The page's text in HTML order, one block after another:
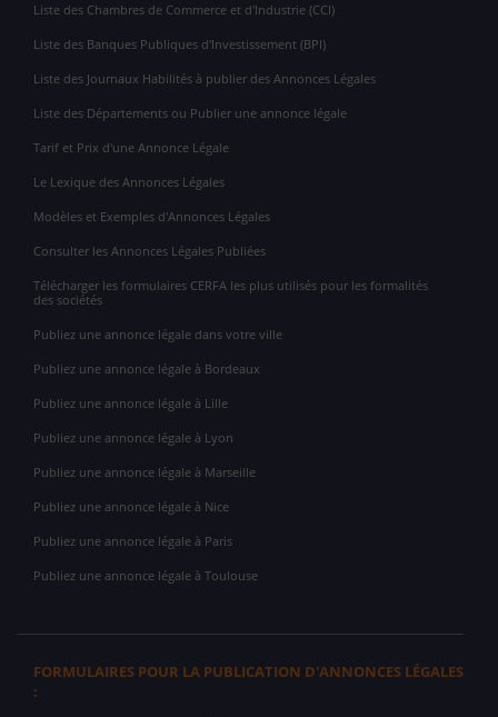
Liste des Chambres de Commerce et d'Industrie (CCI)
Liste des Banques Publiques d'Investissement (BPI)
Liste des Journaux Habilités à publier des Annonces Légales
Liste des Départements ou Publier une annonce légale
Tarif et Prix d'une Annonce Légale
Le Lexique des Annonces Légales
Modèles et Exemples d'Annonces Légales
Consulter les Annonces Légales Publiées
Télécharger les formulaires CERFA les plus utilisés pour les formalités
des sociétés
Publiez une annonce légale dans votre ville
Publiez une annonce légale à Bordeaux
Publiez une annonce légale à Lille
Publiez une annonce légale à Lyon
Publiez une annonce légale à Marseille
Publiez une annonce légale à Nice
Publiez une annonce légale à Paris
Publiez une annonce légale à Toulouse
FORMULAIRES POUR LA PUBLICATION D'ANNONCES LÉGALES
: